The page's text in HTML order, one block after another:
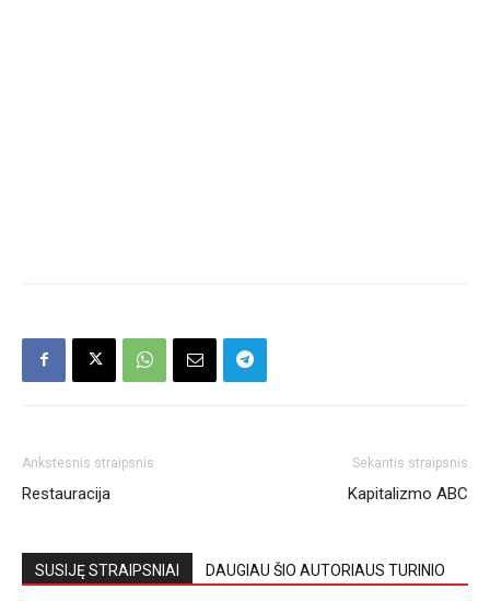
Ankstesnis straipsnis
Restauracija
Sekantis straipsnis
Kapitalizmo ABC
SUSIJĘ STRAIPSNIAI DAUGIAU ŠIO AUTORIAUS TURINIO